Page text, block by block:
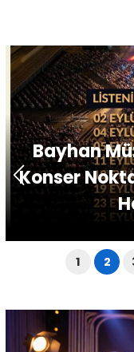
Bayhan
Konser
1 2